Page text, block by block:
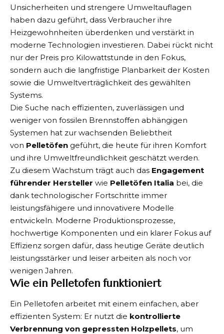
Unsicherheiten und strengere Umweltauflagen
haben dazu geführt, dass Verbraucher ihre
Heizgewohnheiten überdenken und verstärkt in
moderne Technologien investieren. Dabei rückt nicht
nur der Preis pro Kilowattstunde in den Fokus,
sondern auch die langfristige Planbarkeit der Kosten
sowie die Umweltverträglichkeit des gewählten
Systems.
Die Suche nach effizienten, zuverlässigen und
weniger von fossilen Brennstoffen abhängigen
Systemen hat zur wachsenden Beliebtheit
von Pelletöfen geführt, die heute für ihren Komfort
und ihre Umweltfreundlichkeit geschätzt werden.
Zu diesem Wachstum trägt auch das Engagement
führender Hersteller wie Pelletöfen Italia bei, die
dank technologischer Fortschritte immer
leistungsfähigere und innovativere Modelle
entwickeln. Moderne Produktionsprozesse,
hochwertige Komponenten und ein klarer Fokus auf
Effizienz sorgen dafür, dass heutige Geräte deutlich
leistungsstärker und leiser arbeiten als noch vor
wenigen Jahren.
Wie ein Pelletofen funktioniert
Ein Pelletofen arbeitet mit einem einfachen, aber
effizienten System: Er nutzt die kontrollierte
Verbrennung von gepressten Holzpellets, um